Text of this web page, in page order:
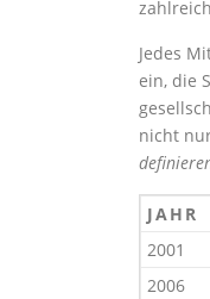
Jedes
ein, die
nicht
JAHR
2001
2006